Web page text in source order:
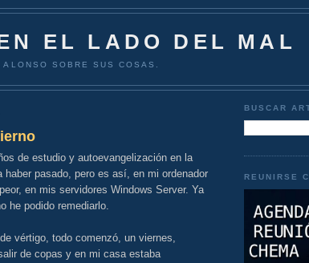
EL LADO DEL MAL
SOBRE SUS COSAS.
de estudio y autoevangelización en la
pasado, pero es así, en mi ordenador
en mis servidores Windows Server. Ya
he podido remediarlo.
vértigo, todo comenzó, un viernes,
de copas y en mi casa estaba
BUSCAR
REUNIRSE